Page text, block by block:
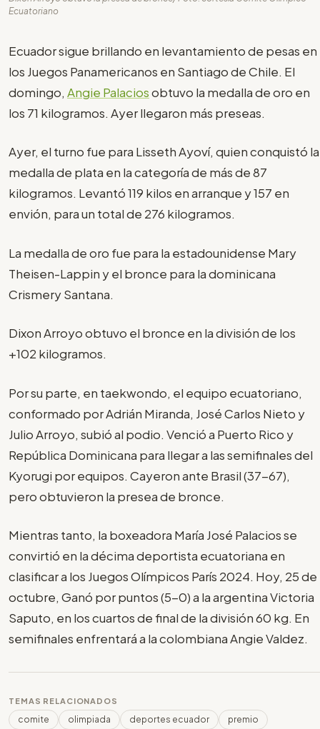
Ecuatoriano
Ecuador sigue brillando en levantamiento de pesas en
los Juegos Panamericanos en Santiago de Chile. El
domingo, Angie Palaciosobtuvo la medalla de oro en
los 71 kilogramos. Ayer llegaron más preseas.
Ayer, el turno fue para Lisseth Ayoví, quien conquistó la
medalla de plata en la categoría de más de 87
kilogramos. Levantó 119 kilos en arranque y 157 en
envión, para un total de 276 kilogramos.
La medalla de oro fue para la estadounidense Mary
Theisen-Lappin y el bronce para la dominicana
Crismery Santana.
Dixon Arroyo obtuvo el bronce en la división de los
+102 kilogramos.
Por su parte, en taekwondo, el equipo ecuatoriano,
conformado por Adrián Miranda, José Carlos Nieto y
Julio Arroyo, subió al podio. Venció a Puerto Rico y
República Dominicana para llegar a las semifinales del
Kyorugi por equipos. Cayeron ante Brasil (37-67),
pero obtuvieron la presea de bronce.
Mientras tanto, la boxeadora María José Palacios se
convirtió en la décima deportista ecuatoriana en
clasificar a los Juegos Olímpicos París 2024. Hoy, 25 de
octubre, Ganó por puntos (5-0) a la argentina Victoria
Saputo, en los cuartos de final de la división 60 kg. En
semifinales enfrentará a la colombiana Angie Valdez.
TEMAS RELACIONADOS
comite olimpiada deportes ecuador
premio